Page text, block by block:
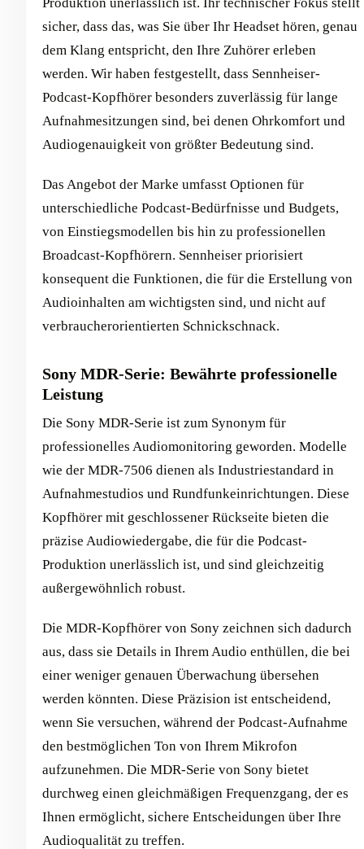
sicher, dass das, was Sie über Ihr Headset hören, genau
dem Klang entspricht, den Ihre Zuhörer erleben
werden. Wir haben festgestellt, dass Sennheiser-
Podcast-Kopfhörer besonders zuverlässig für lange
Aufnahmesitzungen sind, bei denen Ohrkomfort und
Audiogenauigkeit von größter Bedeutung sind.
Das Angebot der Marke umfasst Optionen für
unterschiedliche Podcast-Bedürfnisse und Budgets,
von Einstiegsmodellen bis hin zu professionellen
Broadcast-Kopfhörern. Sennheiser priorisiert
konsequent die Funktionen, die für die Erstellung von
Audioinhalten am wichtigsten sind, und nicht auf
verbraucherorientierten Schnickschnack.
Sony MDR-Serie: Bewährte professionelle
Leistung
Die Sony MDR-Serie ist zum Synonym für
professionelles Audiomonitoring geworden. Modelle
wie der MDR-7506 dienen als Industriestandard in
Aufnahmestudios und Rundfunkeinrichtungen. Diese
Kopfhörer mit geschlossener Rückseite bieten die
präzise Audiowiedergabe, die für die Podcast-
Produktion unerlässlich ist, und sind gleichzeitig
außergewöhnlich robust.
Die MDR-Kopfhörer von Sony zeichnen sich dadurch
aus, dass sie Details in Ihrem Audio enthüllen, die bei
einer weniger genauen Überwachung übersehen
werden könnten. Diese Präzision ist entscheidend,
wenn Sie versuchen, während der Podcast-Aufnahme
den bestmöglichen Ton von Ihrem Mikrofon
aufzunehmen. Die MDR-Serie von Sony bietet
durchweg einen gleichmäßigen Frequenzgang, der es
Ihnen ermöglicht, sichere Entscheidungen über Ihre
Audioqualität zu treffen.